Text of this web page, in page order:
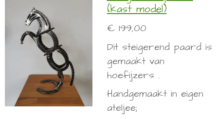
(kast model)
€ 199,00
Dit steigerend paard is
gemaakt van
hoefijzers .
Handgemaakt in eigen
ateljee;